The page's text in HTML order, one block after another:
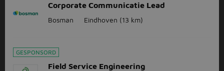
Corporate Communicatie Lead
Bosman Eindhoven (13 km)
GESPONSORD
Field Service Engineering